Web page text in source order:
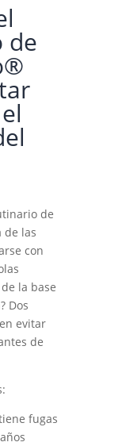
de
de
de las
con
la base
Dos
evitar
de
fugas